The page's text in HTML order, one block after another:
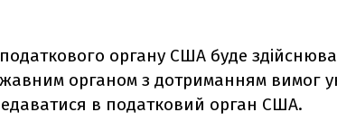
податкового органу США буде
органом з дотриманням вимог
в податковий орган США.